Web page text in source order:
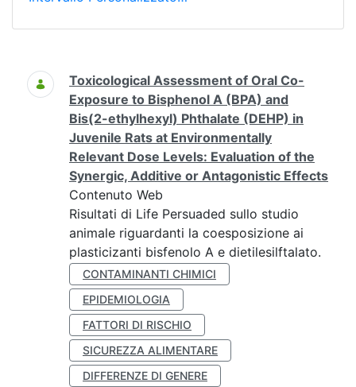
Ricerca
Toxicological Assessment of Oral Co-
Exposure to Bisphenol A (BPA) and
Bis(2-ethylhexyl) Phthalate (DEHP) in
Juvenile Rats at Environmentally
Relevant Dose Levels: Evaluation of the
Synergic, Additive or Antagonistic Effects
Contenuto Web
Risultati di Life Persuaded sullo studio
animale riguardanti la coesposizione ai
plasticizanti bisfenolo A e dietilesilftalato.
CONTAMINANTI CHIMICI
EPIDEMIOLOGIA
FATTORI DI RISCHIO
SICUREZZA ALIMENTARE
DIFFERENZE DI GENERE